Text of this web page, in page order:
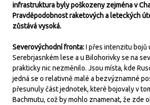
infrastruktura byly poškozeny zejména v
Pravděpodobnost raketových a leteckých
zůstává vysoká.
Severovýchodní fronta:I přes intenzitu bojů
Serebrjasnkém lese a u Bilohorivky se na
prakticky nic nezměnilo. Jsou místa, kde
jedná se o relativně malé a bezvýznamné
přesunuly část jednotek, které bojovaly v
Bachmutu, což by mohlo znamenat, že zde